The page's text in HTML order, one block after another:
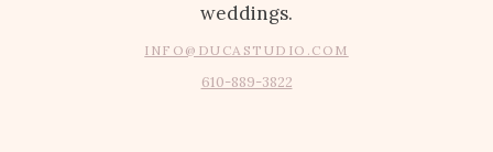
weddings.
INFO@DUCASTUDIO.COM
610-889-3822